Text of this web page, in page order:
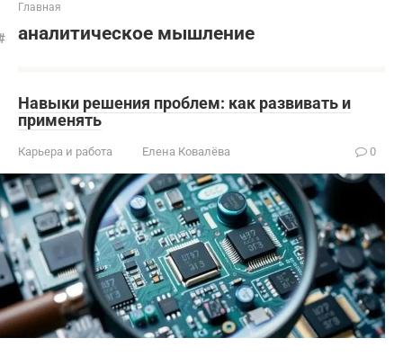
Главная
аналитическое мышление
Навыки решения проблем: как развивать и
применять
Карьера и работа Елена Ковалёва 0